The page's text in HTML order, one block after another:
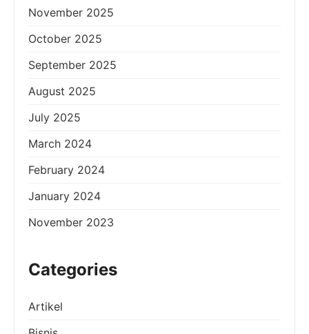
November 2025
October 2025
September 2025
August 2025
July 2025
March 2024
February 2024
January 2024
November 2023
Categories
Artikel